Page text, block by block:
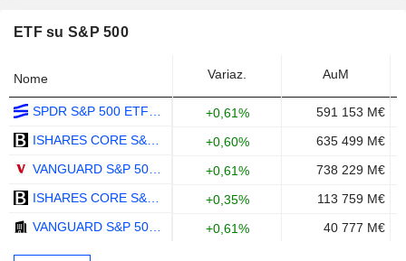
ETF su S&P 500
Nome Variaz. AuM
+0,61%
591 153 M€
+0,60%
635 499 M€
+0,61%
738 229 M€
+0,35%
113 759 M€
+0,61% 40 777 M€